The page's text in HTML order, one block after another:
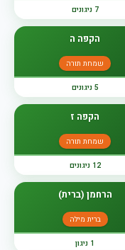
7 ניגונים
הקפה ה
שמחת תורה
5 ניגונים
הקפה ז
שמחת תורה
12 ניגונים
הרחמן (ברית)
ברית מילה
1 ניגון